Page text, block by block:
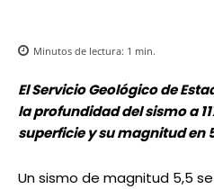
Minutos de lectura: 1 min.
El Servicio Geológico de
la profundidad del sismo a
superficie y su magnitud en
Un sismo de magnitud 5,5